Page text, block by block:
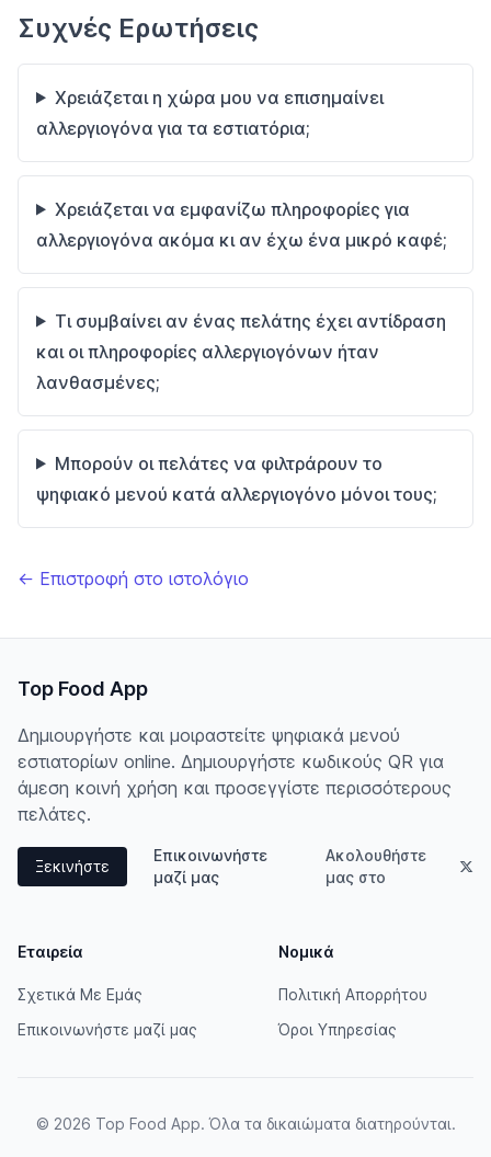
Συχνές Ερωτήσεις
Χρειάζεται η χώρα μου να επισημαίνει
αλλεργιογόνα για τα εστιατόρια;
Χρειάζεται να εμφανίζω πληροφορίες για
αλλεργιογόνα ακόμα κι αν έχω ένα μικρό καφέ;
Τι συμβαίνει αν ένας πελάτης έχει αντίδραση
και οι πληροφορίες αλλεργιογόνων ήταν
λανθασμένες;
Μπορούν οι πελάτες να φιλτράρουν το
ψηφιακό μενού κατά αλλεργιογόνο μόνοι τους;
← Επιστροφή στο ιστολόγιο
Top Food App
Δημιουργήστε και μοιραστείτε ψηφιακά μενού
εστιατορίων online. Δημιουργήστε κωδικούς QR για
άμεση κοινή χρήση και προσεγγίστε περισσότερους
πελάτες.
Ξεκινήστε
Επικοινωνήστε
μαζί μας
Ακολουθήστε
μας στο
Εταιρεία
Σχετικά Με Εμάς
Επικοινωνήστε μαζί μας
Νομικά
Πολιτική Απορρήτου
Όροι Υπηρεσίας
© 2026 Top Food App. Όλα τα δικαιώματα διατηρούνται.